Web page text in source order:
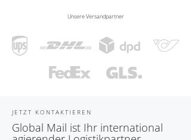
Unsere Versandpartner
JETZT KONTAKTIEREN
Global Mail ist Ihr international